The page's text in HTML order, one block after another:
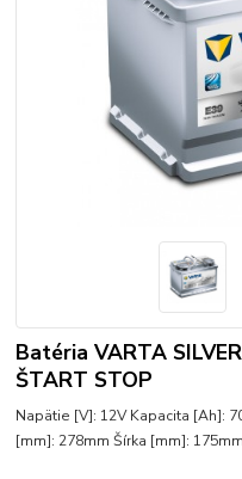
Batéria VARTA
ŠTART STOP
Napätie [V]: 12V Kapacita [Ah]:
[mm]: 278mm Šírka [mm]: